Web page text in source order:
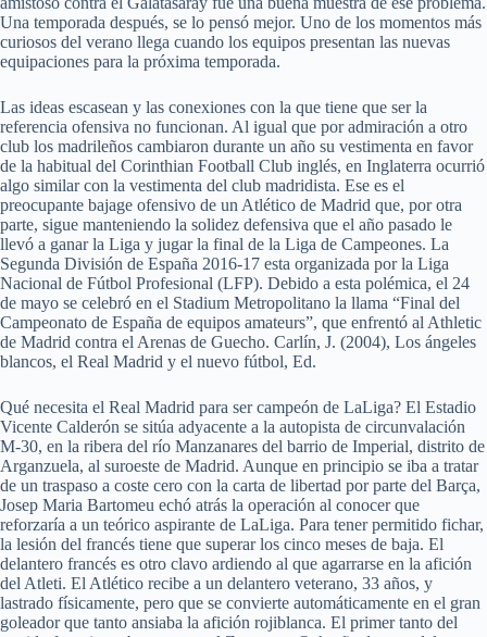
Una temporada después, se lo pensó mejor. Uno de los momentos más
curiosos del verano llega cuando los equipos presentan las nuevas
equipaciones para la próxima temporada.
Las ideas escasean y las conexiones con la que tiene que ser la
referencia ofensiva no funcionan. Al igual que por admiración a otro
club los madrileños cambiaron durante un año su vestimenta en favor
de la habitual del Corinthian Football Club inglés, en Inglaterra ocurrió
algo similar con la vestimenta del club madridista. Ese es el
preocupante bajage ofensivo de un Atlético de Madrid que, por otra
parte, sigue manteniendo la solidez defensiva que el año pasado le
llevó a ganar la Liga y jugar la final de la Liga de Campeones. La
Segunda División de España 2016-17 esta organizada por la Liga
Nacional de Fútbol Profesional (LFP). Debido a esta polémica, el 24
de mayo se celebró en el Stadium Metropolitano la llama “Final del
Campeonato de España de equipos amateurs”, que enfrentó al Athletic
de Madrid contra el Arenas de Guecho. Carlín, J. (2004), Los ángeles
blancos, el Real Madrid y el nuevo fútbol, Ed.
Qué necesita el Real Madrid para ser campeón de LaLiga? El Estadio
Vicente Calderón se sitúa adyacente a la autopista de circunvalación
M-30, en la ribera del río Manzanares del barrio de Imperial, distrito de
Arganzuela, al suroeste de Madrid. Aunque en principio se iba a tratar
de un traspaso a coste cero con la carta de libertad por parte del Barça,
Josep Maria Bartomeu echó atrás la operación al conocer que
reforzaría a un teórico aspirante de LaLiga. Para tener permitido fichar,
la lesión del francés tiene que superar los cinco meses de baja. El
delantero francés es otro clavo ardiendo al que agarrarse en la afición
del Atleti. El Atlético recibe a un delantero veterano, 33 años, y
lastrado físicamente, pero que se convierte automáticamente en el gran
goleador que tanto ansiaba la afición rojiblanca. El primer tanto del